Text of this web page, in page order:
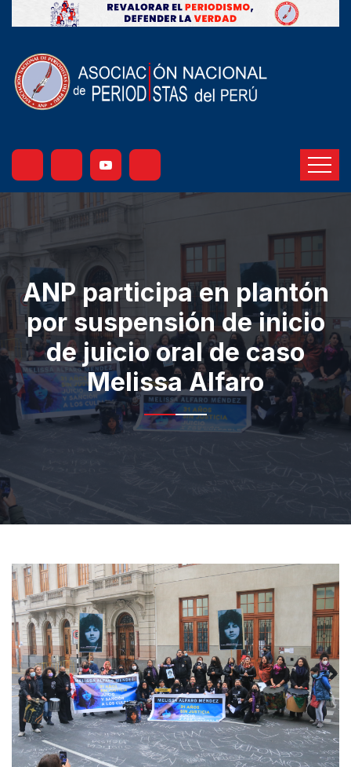
ANP participa en plantón
por suspensión de inicio
de juicio oral de caso
Melissa Alfaro